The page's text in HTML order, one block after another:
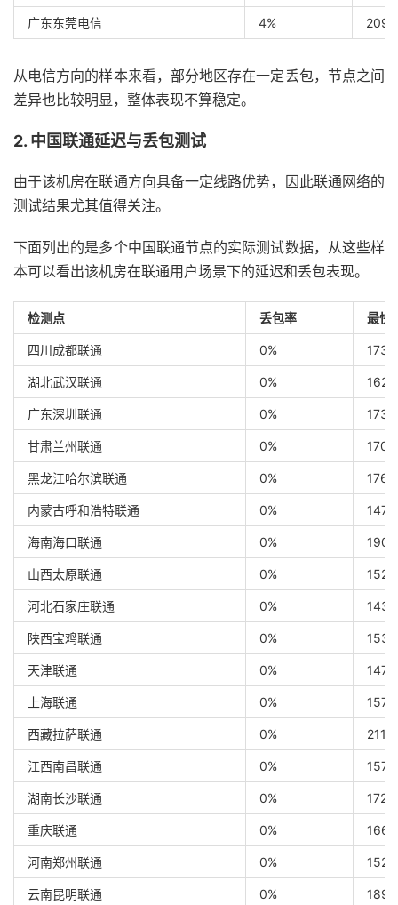
广东东莞电信 4% 209
从电信方向的样本来看，部分地区存在一定丢包，节点之间
差异也比较明显，整体表现不算稳定。
2. 中国联通延迟与丢包测试
由于该机房在联通方向具备一定线路优势，因此联通网络的
测试结果尤其值得关注。
下面列出的是多个中国联通节点的实际测试数据，从这些样
本可以看出该机房在联通用户场景下的延迟和丢包表现。
检测点 丢包率 最快
四川成都联通 0% 173
湖北武汉联通 0% 162
广东深圳联通 0% 173
甘肃兰州联通 0% 170
黑龙江哈尔滨联通 0% 176
内蒙古呼和浩特联通 0% 147
海南海口联通 0% 190
山西太原联通 0% 152
河北石家庄联通 0% 143
陕西宝鸡联通 0% 153
天津联通 0% 147
上海联通 0% 157
西藏拉萨联通 0% 211
江西南昌联通 0% 157
湖南长沙联通 0% 172
重庆联通 0% 166
河南郑州联通 0% 152
云南昆明联通 0% 189